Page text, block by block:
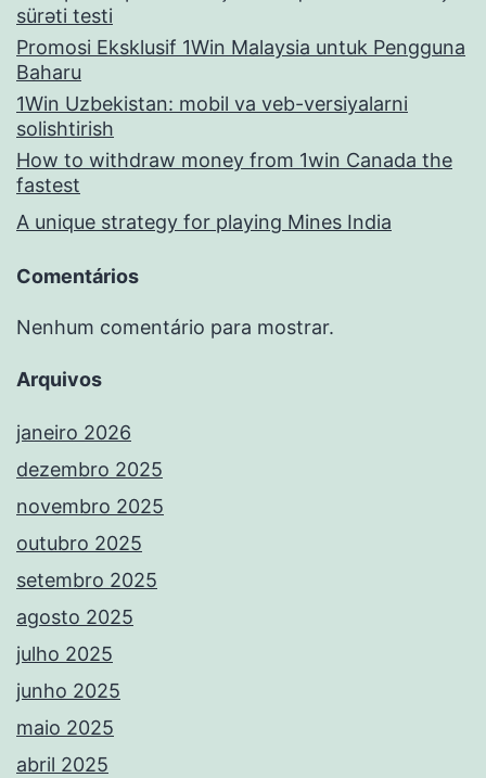
sürəti testi
Promosi Eksklusif 1Win Malaysia untuk Pengguna
Baharu
1Win Uzbekistan: mobil va veb-versiyalarni
solishtirish
How to withdraw money from 1win Canada the
fastest
A unique strategy for playing Mines India
Comentários
Nenhum comentário para mostrar.
Arquivos
janeiro 2026
dezembro 2025
novembro 2025
outubro 2025
setembro 2025
agosto 2025
julho 2025
junho 2025
maio 2025
abril 2025